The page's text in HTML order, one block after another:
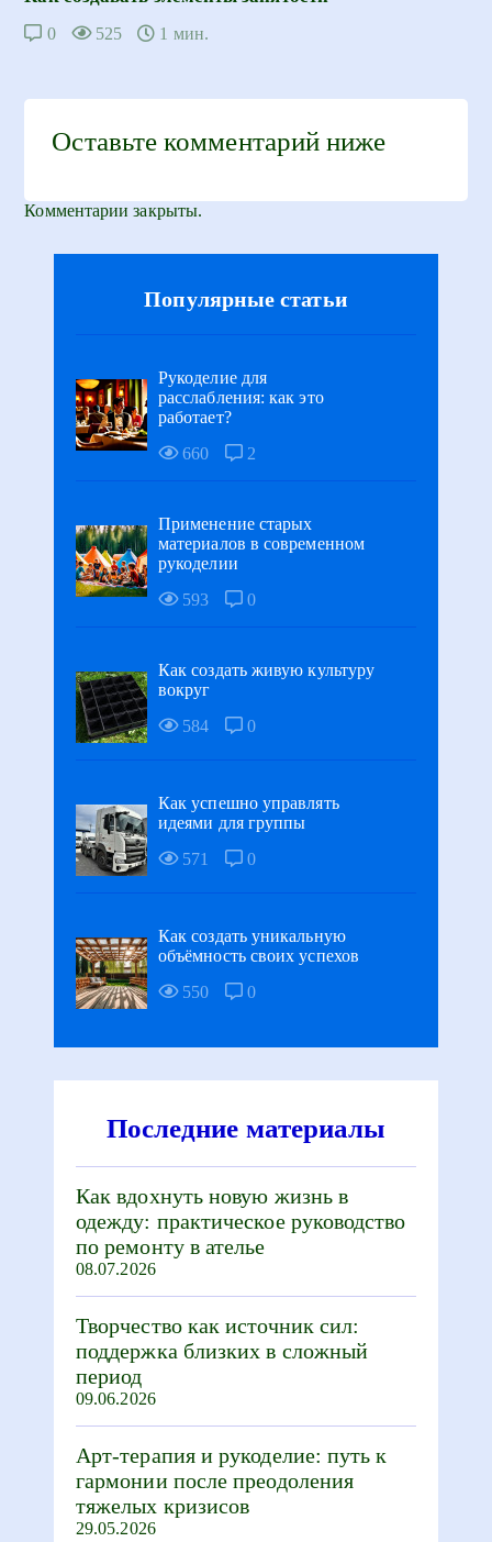
0 525 1 мин.
Оставьте комментарий ниже
Комментарии закрыты.
Популярные статьи
Рукоделие для
расслабления: как это
работает?
660
2
Применение старых
материалов в современном
рукоделии
593
0
Как создать живую культуру
вокруг
584
0
Как успешно управлять
идеями для группы
571
0
Как создать уникальную
объёмность своих успехов
550
0
Последние материалы
Как вдохнуть новую жизнь в
одежду: практическое руководство
по ремонту в ателье
08.07.2026
Творчество как источник сил:
поддержка близких в сложный
период
09.06.2026
Арт-терапия и рукоделие: путь к
гармонии после преодоления
тяжелых кризисов
29.05.2026